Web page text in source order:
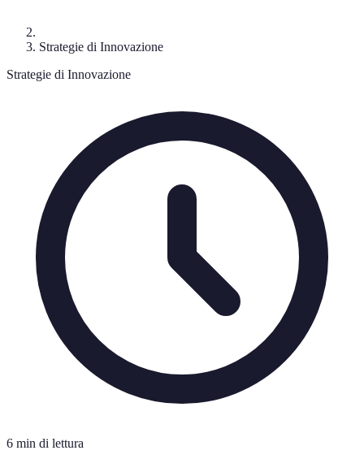
Strategie di Innovazione
Strategie di Innovazione
6 min di lettura